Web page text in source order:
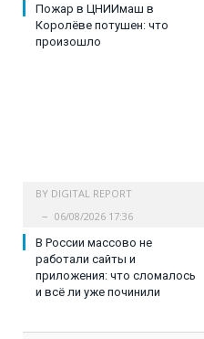
Пожар в ЦНИИмаш в
Королёве потушен: что
произошло
BY DIGITAL REPORT
06/08/2026 17:36
В России массово не
работали сайты и
приложения: что сломалось
и всё ли уже починили